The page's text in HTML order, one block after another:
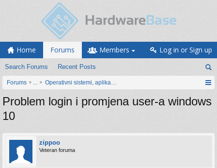
Home Forums
Search Forums Recent Posts
Members Log in or Sign up
Forums ... Operativni sistemi, aplikacije i programiranje
Problem login i promjena user-a windows
10
zippoo
Veteran foruma